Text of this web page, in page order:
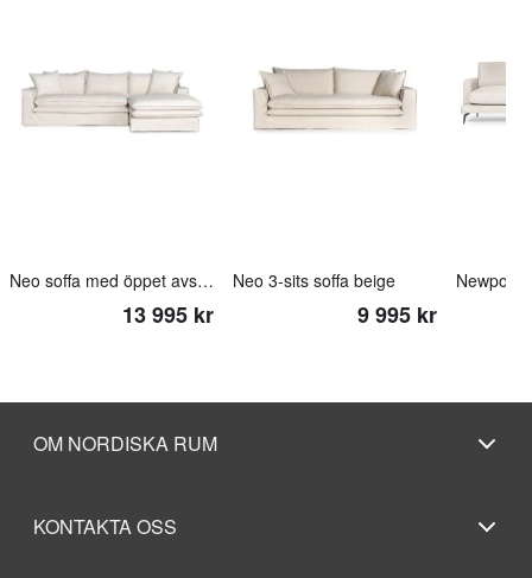
Neo soffa med öppet avslut beige
13 995 kr
Neo 3-sits soffa beige
9 995 kr
Newport
OM NORDISKA RUM
KONTAKTA OSS